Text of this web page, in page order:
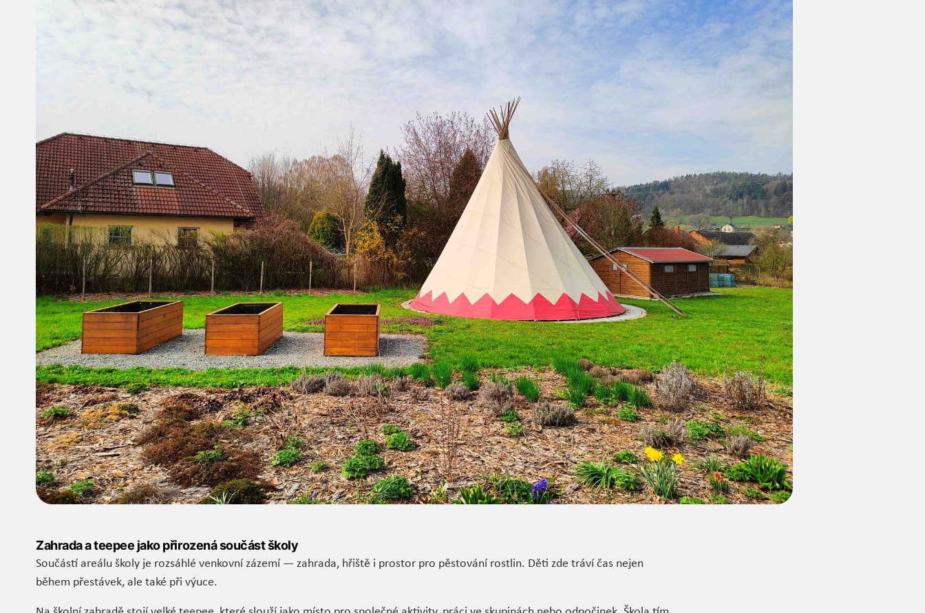
Zahrada a teepee jako přirozená součást školy
Součástí areálu školy je rozsáhlé venkovní zázemí — zahrada, hřiště i prostor pro pěstování rostlin. Děti zde tráví čas nejen
během přestávek, ale také při výuce.